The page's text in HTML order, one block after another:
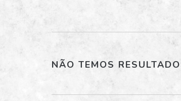
NÃO TEMOS